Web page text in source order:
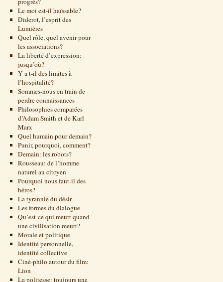
Le moi est-il haïssable?
Diderot, l’esprit des
Lumières
Quel rôle, quel avenir pour
les associations?
La liberté d’expression:
jusqu’où?
Y a t-il des limites à
l’hospitalité?
Sommes-nous en train de
perdre connaissances
Philosophies comparées
d’Adam Smith et de Karl
Marx
Quel humain pour demain?
Punir, pourquoi, comment?
Demain: les robots?
Rousseau: de l’homme
naturel au citoyen
Pourquoi nous faut-il des
héros?
La tyrannie du désir
Les formes du dialogue
Qu’est-ce qui meurt quand
une civilisation meurt?
Morale et politique
Identité personnelle,
identité collective
Ciné-philo autour du film:
Lion
La politesse: toujours une